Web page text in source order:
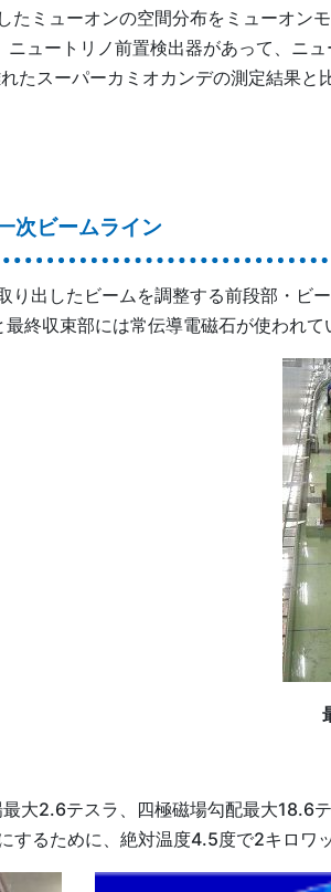
ミューオンの空間分布をミューオン
ュートリノ前置検出器があって、ニ
スーパーカミオカンデの測定結果と
次ビームライン
出したビームを調整する前段部・ビ
終収束部には常伝導電磁石が使われて
大2.6テスラ、四極磁場勾配最大18.6
るために、絶対温度4.5度で2キロワ